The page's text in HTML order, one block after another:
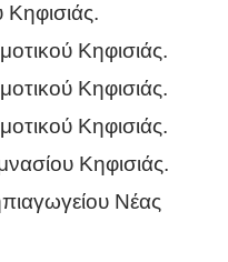
Κηφισιάς.
Κηφισιάς.
Κηφισιάς.
Κηφισιάς.
Νέας